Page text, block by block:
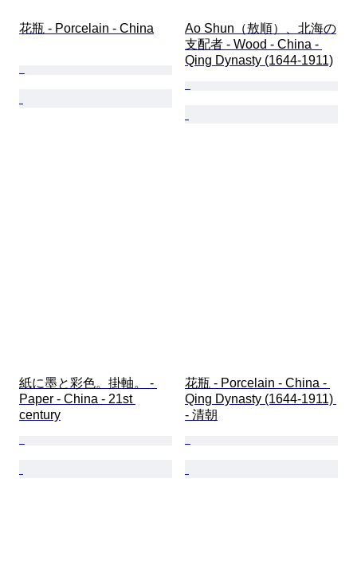
花瓶 - Porcelain - China
Ao Shun（敖順）、北海の
支配者 - Wood - China -
Qing Dynasty (1644-1911)
紙に墨と彩色。掛軸。 -
Paper - China - 21st
century
花瓶 - Porcelain - China -
Qing Dynasty (1644-1911)
- 清朝